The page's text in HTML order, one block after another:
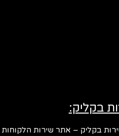
בקליק:
בקליק – אתר שירות הלקוחות